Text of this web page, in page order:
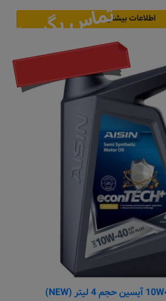
اطلاعات بیشترتماس بگیرید